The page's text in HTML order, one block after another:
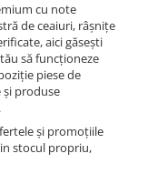
cu note
de ceaiuri, râșnițe
aici găsești
să funcționeze
piese de
și produse
și promoțiile
stocul propriu,